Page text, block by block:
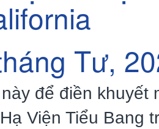
Tư,
để điền khuyết
Viện Tiểu Bang